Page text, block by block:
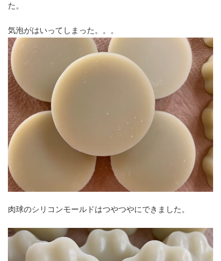
た。
気泡がはいってしまった。。。
肉球のシリコンモールドはつやつやにできました。